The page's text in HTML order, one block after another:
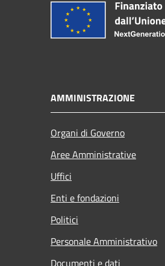
AMMINISTRAZIONE
Organi di Governo
Aree Amministrative
Uffici
Enti e fondazioni
Politici
Personale Amministrativo
Documenti e dati